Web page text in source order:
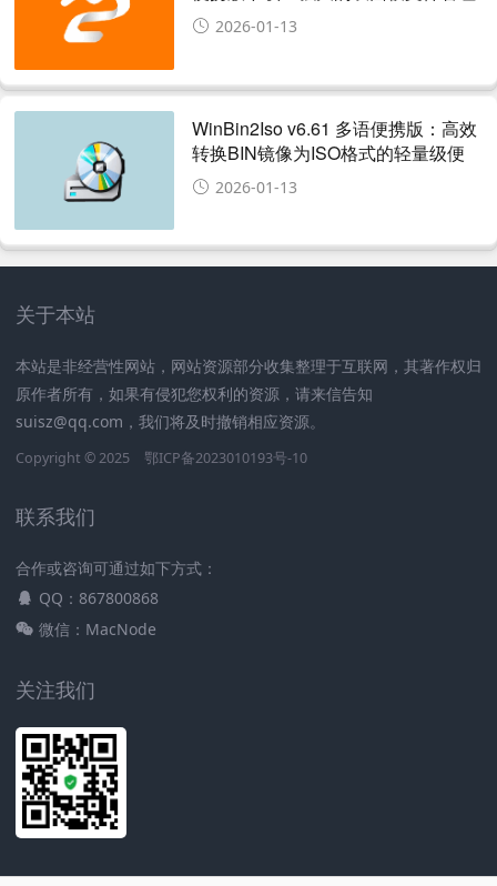
器，便携免安装支持高级功能
2026-01-13
WinBin2Iso v6.61 多语便携版：高效
转换BIN镜像为ISO格式的轻量级便
携工具
2026-01-13
关于本站
本站是非经营性网站，网站资源部分收集整理于互联网，其著作权归
原作者所有，如果有侵犯您权利的资源，请来信告知
suisz@qq.com，我们将及时撤销相应资源。
Copyright © 2025 鄂ICP备2023010193号-10
联系我们
合作或咨询可通过如下方式：
QQ：867800868
微信：MacNode
关注我们